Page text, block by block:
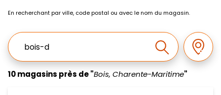
En recherchant par ville, code postal ou avec le nom du magasin.
Ville, Region, Code postal ou Ville & Pays
Effectuer la
10 magasins près de "Bois, Charente-Maritime"